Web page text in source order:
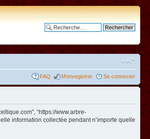
FAQ M’enregistrer Se connecter
“https://www.arbre-
information collectée pendant n’importe quelle